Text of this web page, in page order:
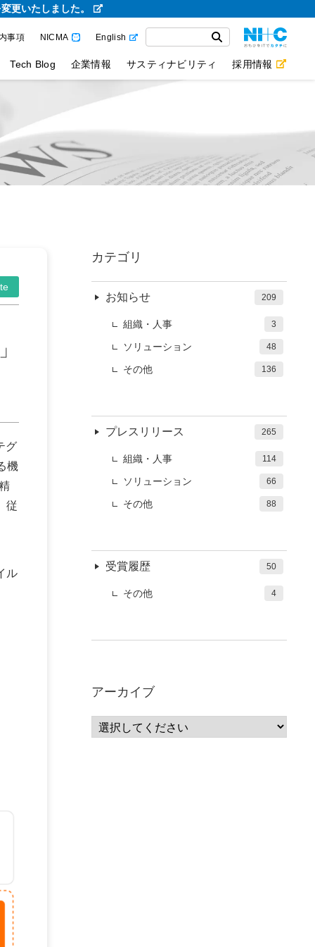
更いたしました。
事項 NICMA English
Tech Blog 企業情報 サスティナビリティ 採用情報
グ
機
従
ル
カテゴリ
お知らせ 209
組織・人事 3
ソリューション 48
その他 136
プレスリリース 265
組織・人事 114
ソリューション 66
その他 88
受賞履歴 50
その他 4
アーカイブ